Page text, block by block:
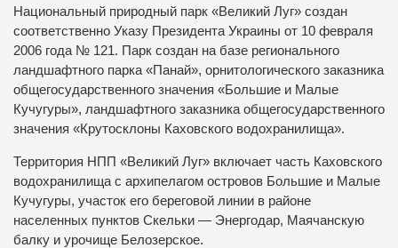
Национальный природный парк «Великий Луг» создан
соответственно Указу Президента Украины от 10 февраля
2006 года № 121. Парк создан на базе регионального
ландшафтного парка «Панай», орнитологического заказника
общегосударственного значения «Большие и Малые
Кучугуры», ландшафтного заказника общегосударственного
значения «Крутосклоны Каховского водохранилища».
Территория НПП «Великий Луг» включает часть Каховского
водохранилища с архипелагом островов Большие и Малые
Кучугуры, участок его береговой линии в районе
населенных пунктов Скельки — Энергодар, Маячанскую
балку и урочище Белозерское.